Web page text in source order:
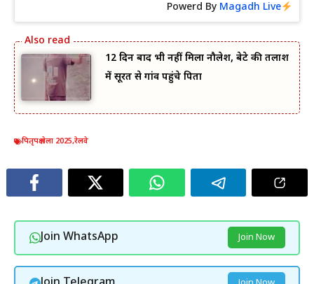
Powerd By Magadh Live
12 दिन बाद भी नहीं मिला नौलेश, बेटे की तलाश
में सूरत से गांव पहुंचे पिता
पितृपक्ष मेला 2025,रेलवे
Join WhatsApp Join Now